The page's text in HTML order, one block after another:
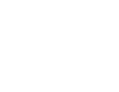
Bitte